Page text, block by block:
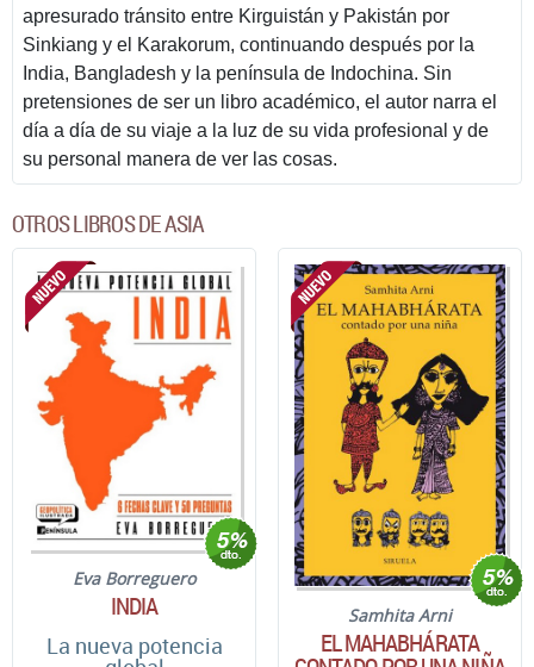
apresurado tránsito entre Kirguistán y Pakistán por
Sinkiang y el Karakorum, continuando después por la
India, Bangladesh y la península de Indochina. Sin
pretensiones de ser un libro académico, el autor narra el
día a día de su viaje a la luz de su vida profesional y de
su personal manera de ver las cosas.
OTROS LIBROS DE ASIA
Eva Borreguero
INDIA
La nueva potencia
Samhita Arni
EL MAHABHÁRATA